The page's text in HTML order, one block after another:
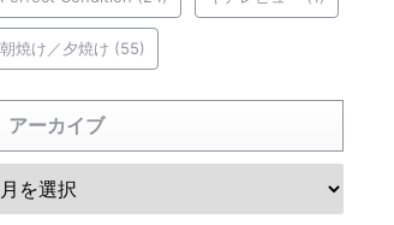
朝焼け／夕焼け (55)
アーカイブ